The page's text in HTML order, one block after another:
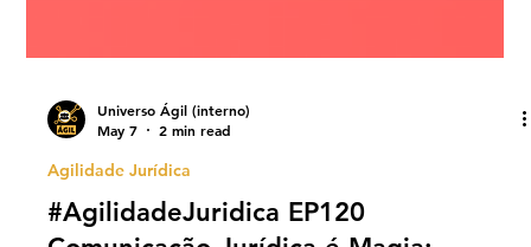
Universo Ágil (interno)
May 7
2 min read
Agilidade Jurídica